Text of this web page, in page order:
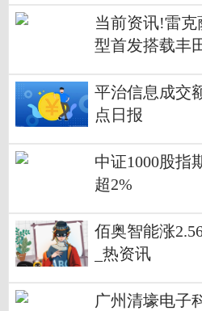
当前资讯!雷克
型首发搭载丰
平治信息成交
点日报
中证1000股指
超2%
佰奥智能涨
_热资讯
广州清壕电子